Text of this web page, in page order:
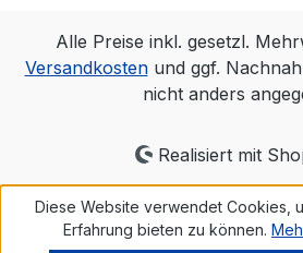
Alle Preise inkl. gesetzl.
Versandkostenund ggf.
nicht anders
Realisiert mit
Diese Website verwendet Cookies,
Erfahrung bieten zu können.